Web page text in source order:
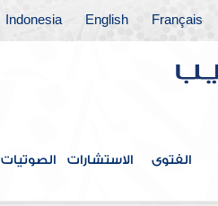
Français
English
Indonesia
الفتوى الاستشارات الصوتيات